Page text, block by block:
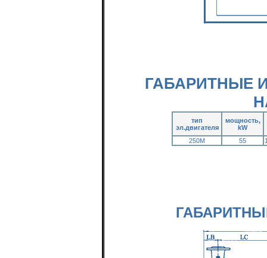
ГАБАРИТНЫЕ
тип
эл.двигателя
мощность,
kW
250M
55